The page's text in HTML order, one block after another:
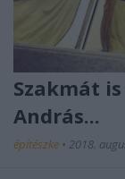
Szakmát
András...
építészke • 2018.